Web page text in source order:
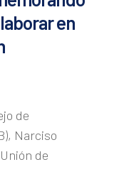
en
de
Narciso
de